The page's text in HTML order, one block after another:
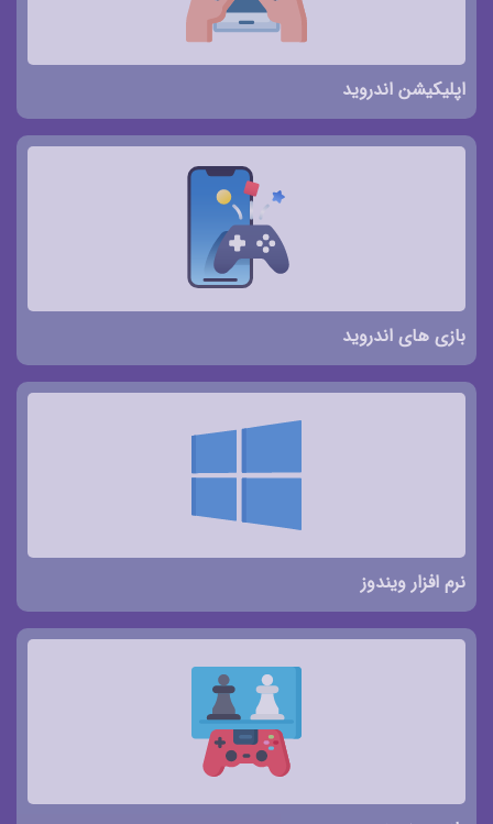
اپلیکیشن اندروید
بازی های اندروید
نرم افزار ویندوز